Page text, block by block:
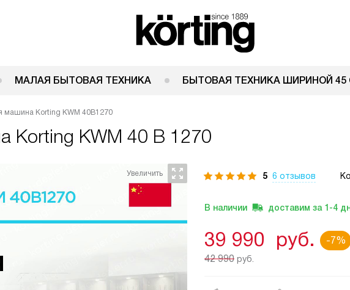
МАЛАЯ БЫТОВАЯ ТЕХНИКА БЫТОВАЯ ТЕХНИКА ШИРИНОЙ 45
машина Korting KWM 40B1270
Korting KWM 40 B 1270
5 6 отзывов
В наличии доставим за 1-4
39 990 руб.
-7%
42 990 руб.